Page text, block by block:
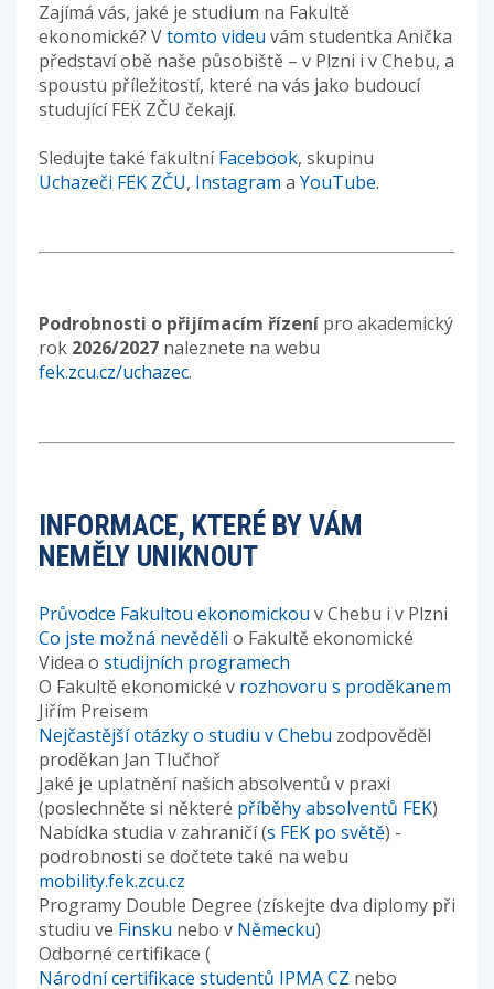
Zajímá vás, jaké je studium na Fakultě
ekonomické? Vtomto videu vám studentka Anička
představí obě naše působiště – v Plzni i v Chebu, a
spoustu příležitostí, které na vás jako budoucí
studující FEK ZČU čekají.
Sledujte také fakultníFacebook, skupinu
Uchazeči FEK ZČU, Instagram a YouTube.
Podrobnosti o přijímacím řízení pro akademický
rok 2026/2027 naleznete na webu
fek.zcu.cz/uchazec.
INFORMACE, KTERÉ BY VÁM
NEMĚLY UNIKNOUT
Průvodce Fakultou ekonomickou v Chebu i v Plzni
Co jste možná nevěděli o Fakultě ekonomické
Videa o studijních programech
O Fakultě ekonomické v rozhovoru s proděkanem
Jiřím Preisem
Nejčastější otázky o studiu v Chebu zodpověděl
proděkan Jan Tlučhoř
Jaké je uplatnění našich absolventů v praxi
(poslechněte si některé příběhy absolventů FEK)
Nabídka studia v zahraničí (s FEK po světě) -
podrobnosti se dočtete také na webu
mobility.fek.zcu.cz
Programy Double Degree (získejte dva diplomy při
studiu ve Finsku nebo v Německu)
Odborné certifikace (
Národní certifikace studentů IPMA CZ nebo